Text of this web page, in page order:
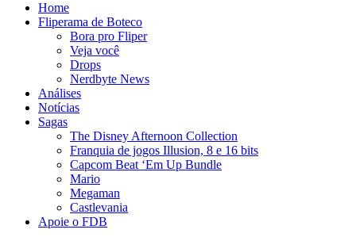
Home
Fliperama de Boteco
Bora pro Fliper
Veja você
Drops
Nerdbyte News
Análises
Notícias
Sagas
The Disney Afternoon Collection
Franquia de jogos Illusion, 8 e 16 bits
Capcom Beat ‘Em Up Bundle
Mario
Megaman
Castlevania
Apoie o FDB